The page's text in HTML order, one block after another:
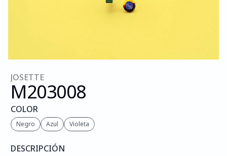
JOSETTE
M203008
COLOR
Negro Azul Violeta
DESCRIPCIÓN